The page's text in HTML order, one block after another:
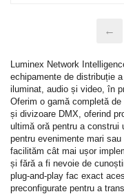
Luminex Network
echipamente de distribuție
iluminat, audio și video, în
Oferim o gamă completă
și divizoare DMX, oferind
ultimă oră pentru a construi
pentru evenimente mari
facilităm cât mai ușor
și fără a fi nevoie de
plug-and-play fac exact
preconfigurate pentru a